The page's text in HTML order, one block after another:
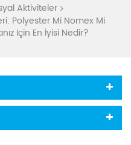
Aktiviteler
Polyester Mi Nomex Mi
Için En İyisi Nedir?